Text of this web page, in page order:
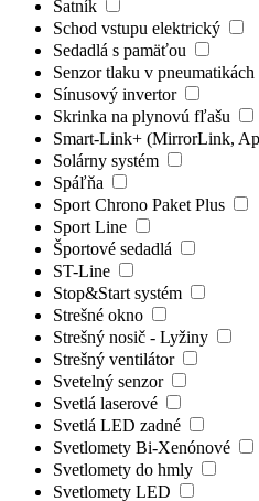
Šatník
Schod vstupu elektrický
Sedadlá s pamäťou
Senzor tlaku v pneumatikách
Sínusový invertor
Skrinka na plynovú fľašu
Smart-Link+ (MirrorLink,
Solárny systém
Spáľňa
Sport Chrono Paket Plus
Sport Line
Športové sedadlá
ST-Line
Stop&Start systém
Strešné okno
Strešný nosič - Lyžiny
Strešný ventilátor
Svetelný senzor
Svetlá laserové
Svetlá LED zadné
Svetlomety Bi-Xenónové
Svetlomety do hmly
Svetlomety LED